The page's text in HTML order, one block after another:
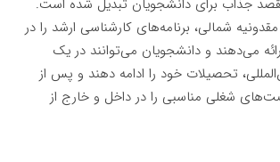
شمالی، برنامه‌های کارشناسی ارشد را در
می‌دهند و دانشجویان می‌توانند در یک
تحصیلات خود را ادامه دهند و پس از
شغلی مناسبی را در داخل و خارج از